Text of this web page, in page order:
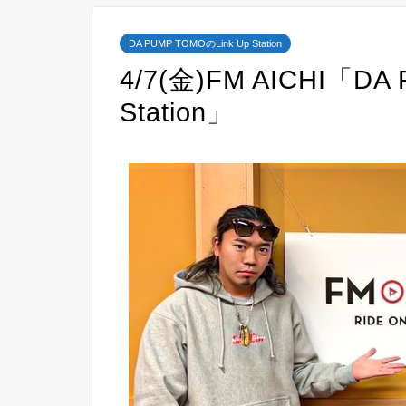
DA PUMP TOMOのLink Up Station
4/7(金)FM AICHI「DA
Station」